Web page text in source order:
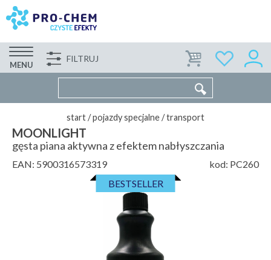
MENU
FILTRUJ WSPÓŁPRACA KONTAKT
start/pojazdy specjalne/transport
MOONLIGHT
gęsta piana aktywna z efektem nabłyszczania
EAN: 5900316573319 kod: PC260
BESTSELLER